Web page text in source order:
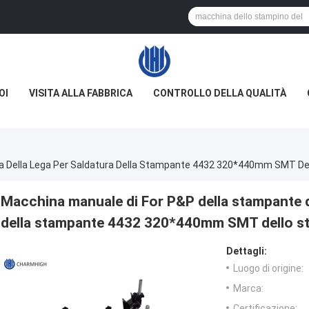
VISITA ALLA FABBRICA CONTROLLO DELLA QUALITÀ
Della Lega Per Saldatura Della Stampante 4432 320*440mm SMT
Macchina manuale di For P&P della
della stampante 4432 320*440mm SMT dello
Dettagli:
Luogo di origine:
Marca: